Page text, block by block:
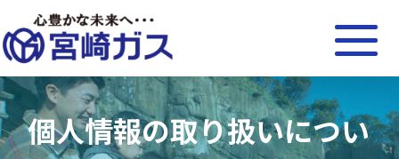
個人情報の取り扱いについ